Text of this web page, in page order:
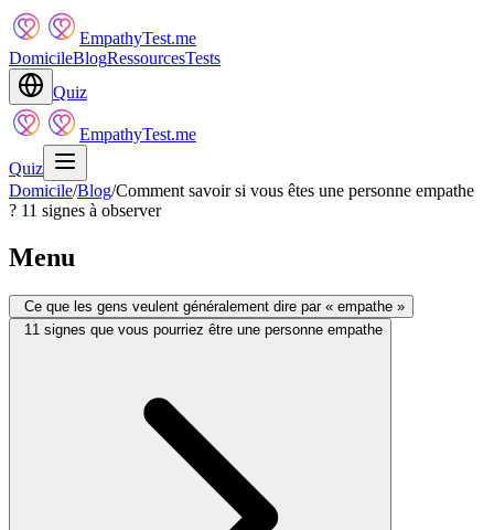
EmpathyTest.me
DomicileBlogRessourcesTests
Quiz
EmpathyTest.me
Quiz
Domicile/Blog/Comment savoir si vous êtes une personne empathe
? 11 signes à observer
Menu
Ce que les gens veulent généralement dire par « empathe »
11 signes que vous pourriez être une personne empathe